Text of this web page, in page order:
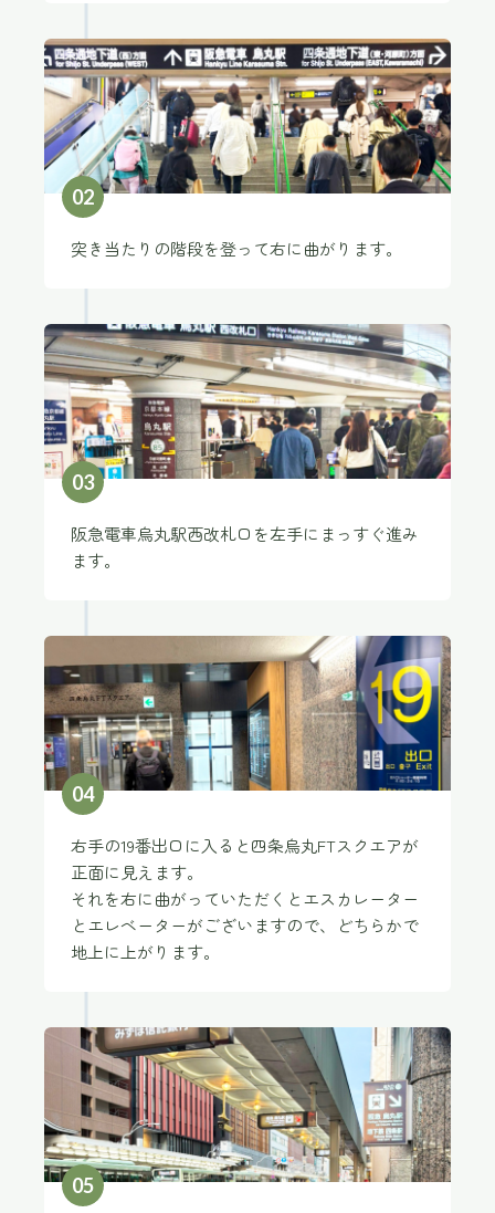
02
突き当たりの階段を登って右に曲がります。
03
阪急電車烏丸駅西改札口を左手にまっすぐ進み
ます。
04
右手の19番出口に入ると四条烏丸FTスクエアが
正面に見えます。
それを右に曲がっていただくとエスカレーター
とエレベーターがございますので、どちらかで
地上に上がります。
05